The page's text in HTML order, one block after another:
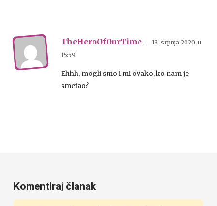
TheHeroOfOurTime — 13. srpnja 2020. u
15:59
Ehhh, mogli smo i mi ovako, ko nam je
smetao?
Komentiraj članak